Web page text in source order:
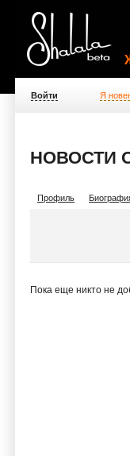
Войти Я
НОВОСТИ
Профиль
Пока еще никто не